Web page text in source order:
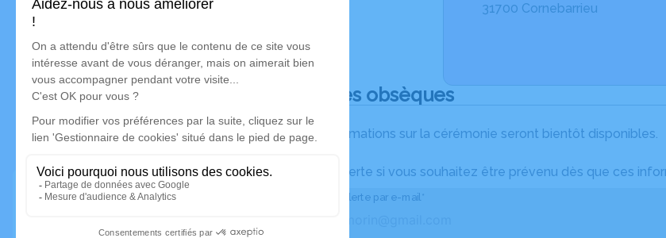
31700 Cornebarrieu
Déroulé des obsèques
Les informations sur la cérémonie seront bientôt disponibles.
Activez une alerte si vous souhaitez être prévenu dès que ces
Recevoir une alerte par e-mail*